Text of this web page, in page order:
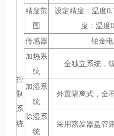
控
制
系
统
精度范
围
设定精度：温度
度：温度
传感器
铂金
加热系
统
全独立系统，
加湿系
统
外置隔离式，全
除湿系
统
采用蒸发器盘管